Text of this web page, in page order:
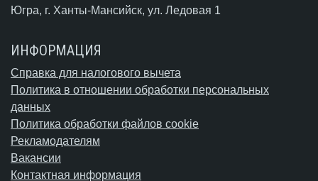
Югра, г. Ханты-Мансийск, ул. Ледовая 1
ИНФОРМАЦИЯ
Справка для налогового вычета
Политика в отношении обработки персональных
данных
Политика обработки файлов cookie
Рекламодателям
Вакансии
Контактная информация